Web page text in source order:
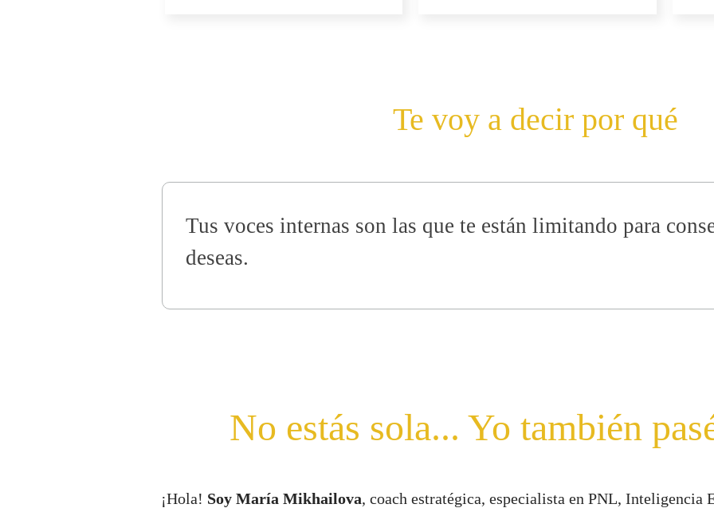
Te voy a decir por qué
Tus voces internas son las que te están limitando para
deseas.
No estás sola... Yo también
¡Hola! Soy María Mikhailova, coach estratégica, especialista en PNL, Inteligencia